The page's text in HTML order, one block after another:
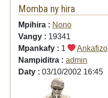
Momba ny hira
Mpihira : Nono
Vangy : 19341
Mpankafy : 1
Ankafizo
Nampiditra : admin
Daty : 03/10/2002 16:45